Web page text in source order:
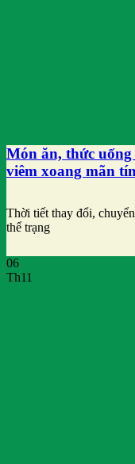
Món ăn, thức
viêm xoang mãn
Thời tiết thay đổi,
thể trạng
06
Th11